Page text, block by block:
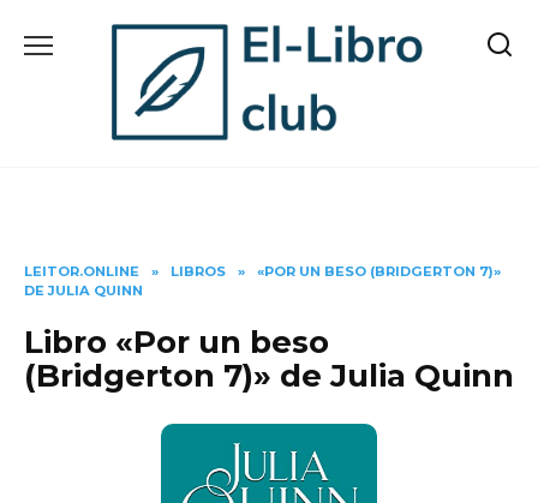
LEITOR.ONLINE » LIBROS »
«POR UN BESO (BRIDGERTON 7)»
DE JULIA QUINN
Libro «Por un beso
(Bridgerton 7)» de Julia Quinn